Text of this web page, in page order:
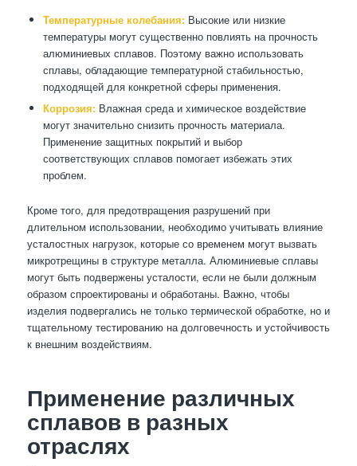
Температурные колебания:Высокие или низкие
температуры могут существенно повлиять на прочность
алюминиевых сплавов. Поэтому важно использовать
сплавы, обладающие температурной стабильностью,
подходящей для конкретной сферы применения.
Коррозия:Влажная среда и химическое воздействие
могут значительно снизить прочность материала.
Применение защитных покрытий и выбор
соответствующих сплавов помогает избежать этих
проблем.
Кроме того, для предотвращения разрушений при
длительном использовании, необходимо учитывать влияние
усталостных нагрузок, которые со временем могут вызвать
микротрещины в структуре металла. Алюминиевые сплавы
могут быть подвержены усталости, если не были должным
образом спроектированы и обработаны. Важно, чтобы
изделия подвергались не только термической обработке, но и
тщательному тестированию на долговечность и устойчивость
к внешним воздействиям.
Применение различных
сплавов в разных
отраслях